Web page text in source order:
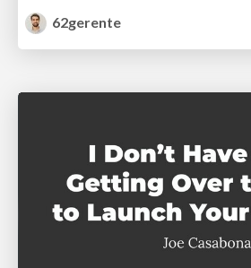
62gerente